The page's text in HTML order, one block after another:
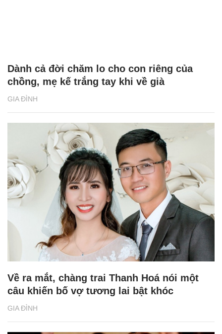
GIA ĐÌNH
Dành cả đời chăm lo cho con riêng của
chồng, mẹ kế trắng tay khi về già
GIA ĐÌNH
Về ra mắt, chàng trai Thanh Hoá nói một
câu khiến bố vợ tương lai bật khóc